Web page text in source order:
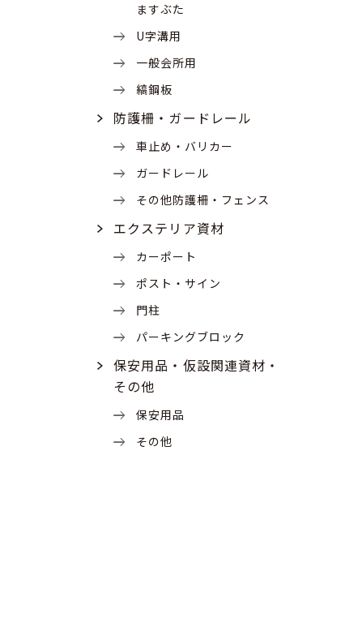
ますぶた
U字溝用
一般会所用
縞鋼板
防護柵・ガードレール
車止め・バリカー
ガードレール
その他防護柵・フェンス
エクステリア資材
カーポート
ポスト・サイン
門柱
パーキングブロック
保安用品・仮設関連資材・
その他
保安用品
その他